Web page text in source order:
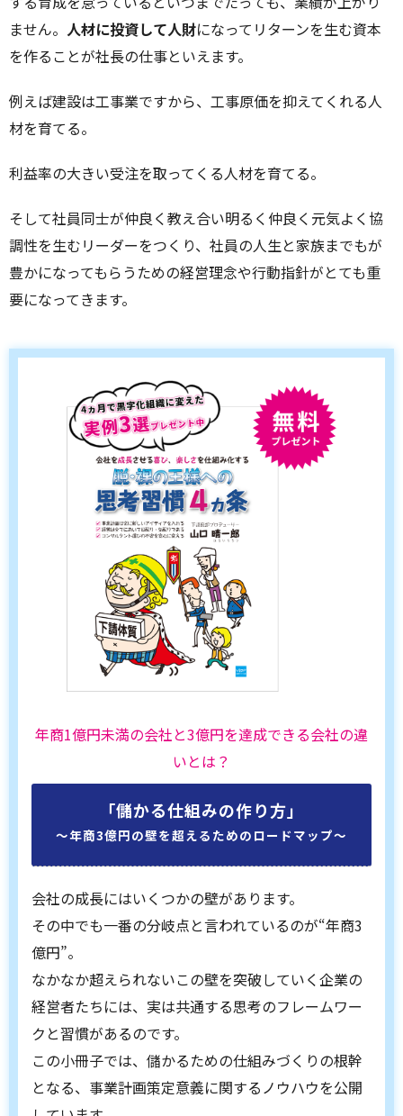
ません。 人材に投資して人財になってリターンを生む資本
を作ることが社長の仕事といえます。
例えば建設は工事業ですから、工事原価を抑えてくれる人
材を育てる。
利益率の大きい受注を取ってくる人材を育てる。
そして社員同士が仲良く教え合い明るく仲良く元気よく協
調性を生むリーダーをつくり、社員の人生と家族までもが
豊かになってもらうための経営理念や行動指針がとても重
要になってきます。
年商1億円未満の会社と3億円を達成できる会社の違
いとは？
「儲かる仕組みの作り方」
〜年商3億円の壁を超えるためのロードマップ〜
会社の成長にはいくつかの壁があります。
その中でも一番の分岐点と言われているのが“年商3
億円”。
なかなか超えられないこの壁を突破していく企業の
経営者たちには、実は共通する思考のフレームワー
クと習慣があるのです。
この小冊子では、儲かるための仕組みづくりの根幹
となる、事業計画策定意義に関するノウハウを公開